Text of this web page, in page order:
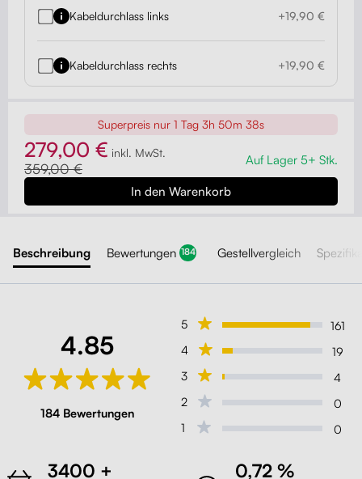
Kabeldurchlass links +19,90 €
Kabeldurchlass rechts +19,90 €
Superpreis nur1 Tag 3h 50m 36s
279,00 € inkl. MwSt.
359,00 €
Auf Lager 5+ Stk.
Beschreibung Bewertungen 184 Gestellvergleich
4.85
184 Bewertungen
5
161
4
19
3
4
2
0
1
0
3400 + 0,72 %